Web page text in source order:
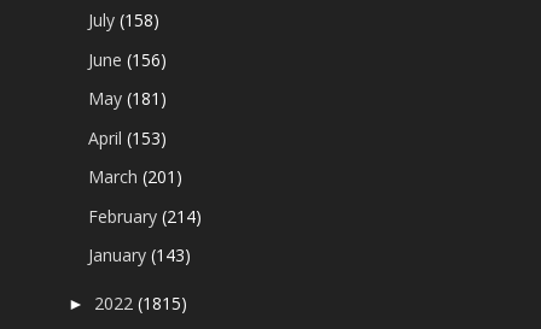
July(158)
June(156)
May(181)
April(153)
March(201)
February(214)
January(143)
► 2022(1815)